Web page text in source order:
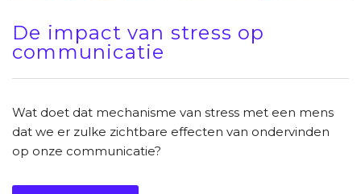
De impact van stress op
communicatie
Wat doet dat mechanisme van stress met een mens
dat we er zulke zichtbare effecten van ondervinden
op onze communicatie?